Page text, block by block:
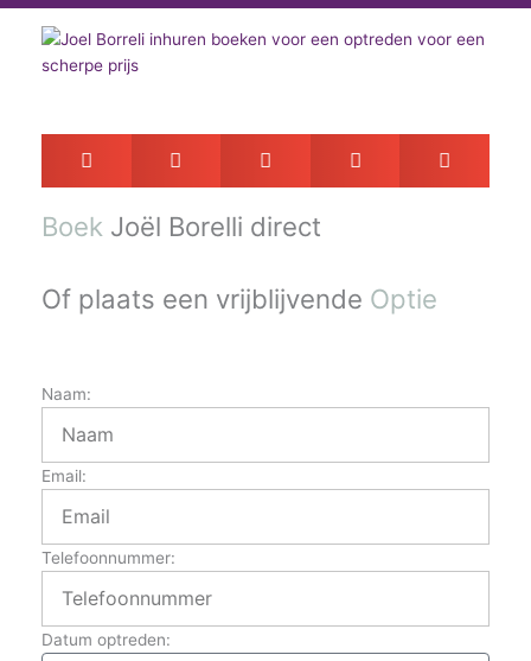
Boek Joël Borelli direct
Of plaats een vrijblijvende Optie
Naam:
Email:
Telefoonnummer:
Datum optreden: